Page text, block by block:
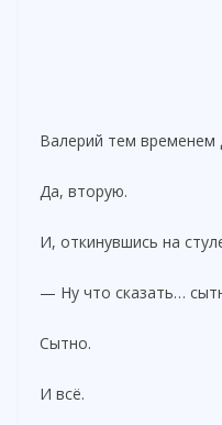
Валерий тем временем
Да, вторую.
И, откинувшись на
— Ну что сказать…
Сытно.
И всё.